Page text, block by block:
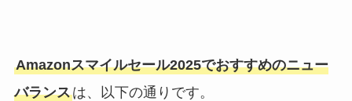
Amazonスマイルセール2025でおすすめのニュー
バランスは、以下の通りです。